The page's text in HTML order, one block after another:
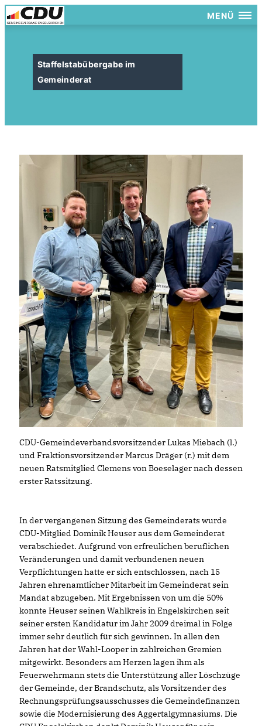
MENÜ
Staffelstabübergabe im
Gemeinderat
CDU-Gemeindeverbandsvorsitzender Lukas Miebach (l.)
und Fraktionsvorsitzender Marcus Dräger (r.) mit dem
neuen Ratsmitglied Clemens von Boeselager nach dessen
erster Ratssitzung.
In der vergangenen Sitzung des Gemeinderats wurde
CDU-Mitglied Dominik Heuser aus dem Gemeinderat
verabschiedet. Aufgrund von erfreulichen beruflichen
Veränderungen und damit verbundenen neuen
Verpflichtungen hatte er sich entschlossen, nach 15
Jahren ehrenamtlicher Mitarbeit im Gemeinderat sein
Mandat abzugeben. Mit Ergebnissen von um die 50%
konnte Heuser seinen Wahlkreis in Engelskirchen seit
seiner ersten Kandidatur im Jahr 2009 dreimal in Folge
immer sehr deutlich für sich gewinnen. In allen den
Jahren hat der Wahl-Looper in zahlreichen Gremien
mitgewirkt. Besonders am Herzen lagen ihm als
Feuerwehrmann stets die Unterstützung aller Löschzüge
der Gemeinde, der Brandschutz, als Vorsitzender des
Rechnungsprüfungsausschusses die Gemeindefinanzen
sowie die Modernisierung des Aggertalgymnasiums. Die